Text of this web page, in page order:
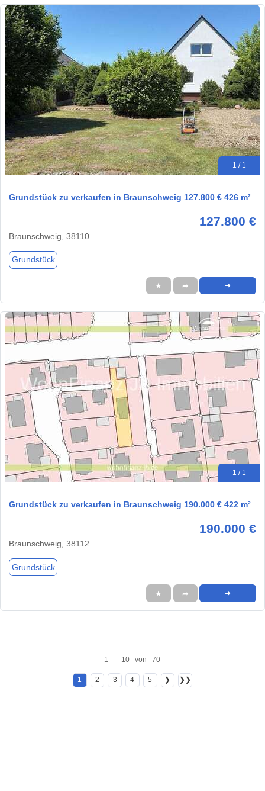
1 / 1
Grundstück zu verkaufen in Braunschweig 127.800 € 426 m²
127.800 €
Braunschweig, 38110
Grundstück
★ ➦ ➜
1 / 1
Grundstück zu verkaufen in Braunschweig 190.000 € 422 m²
190.000 €
Braunschweig, 38112
Grundstück
★ ➦ ➜
1 - 10 von 70
1 2 3 4 5 ❯ ❯❯